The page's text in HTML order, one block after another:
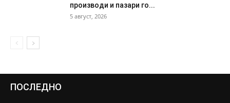
производи и пазари го...
5 август, 2026
ПОСЛЕДНО